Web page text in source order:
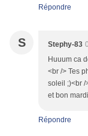
Répondre
S Stephy-83
Huuum ca
<br /> Tes
soleil ;)<br /
et bon mardi
Répondre